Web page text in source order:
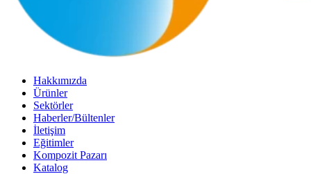
Hakkımızda
Ürünler
Sektörler
Haberler/Bültenler
İletişim
Eğitimler
Kompozit Pazarı
Katalog